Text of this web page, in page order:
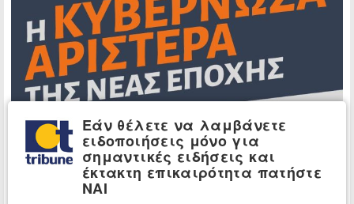
Εάν θέλετε να λαμβάνετε
ειδοποιήσεις μόνο για
σημαντικές ειδήσεις και
έκτακτη επικαιρότητα πατήστε
ΝΑΙ